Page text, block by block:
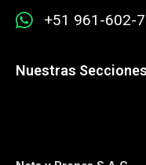
+51 961-602-
Nuestras Secciones